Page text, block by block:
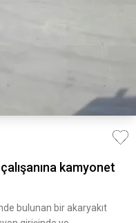
kamyonet
bulunan bir akaryakıt